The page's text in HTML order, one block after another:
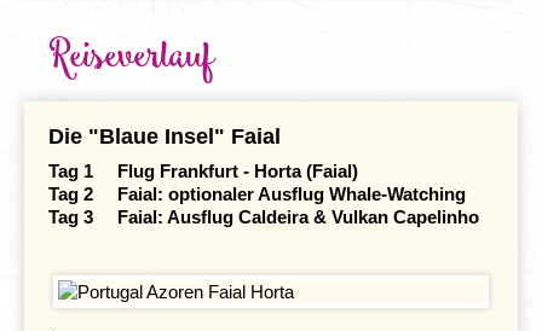
Individuelle An- & Abreise
Reiseverlauf
Die "Blaue Insel" Faial
Tag 1 Flug Frankfurt - Horta (Faial)
Tag 2 Faial: optionaler Ausflug Whale-Watching
Tag 3 Faial: Ausflug Caldeira & Vulkan Capelinho